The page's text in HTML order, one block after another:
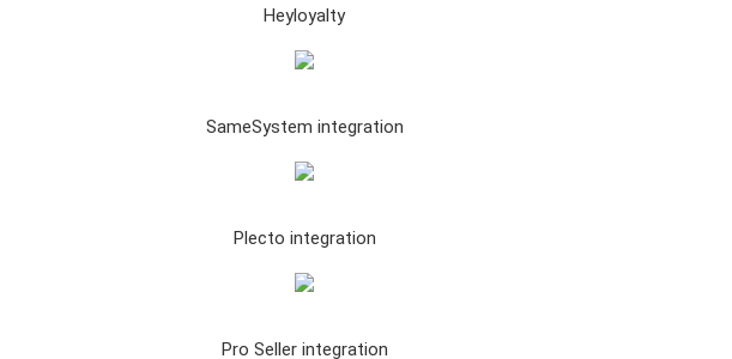
Heyloyalty
SameSystem integration
Plecto integration
Pro Seller integration